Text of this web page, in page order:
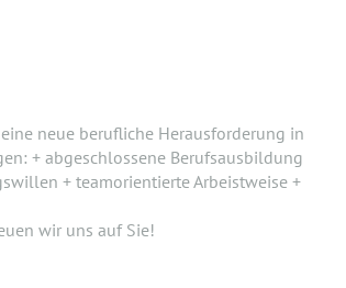
neue berufliche Herausforderung in
+ abgeschlossene Berufsausbildung
+ teamorientierte Arbeistweise +
wir uns auf Sie!